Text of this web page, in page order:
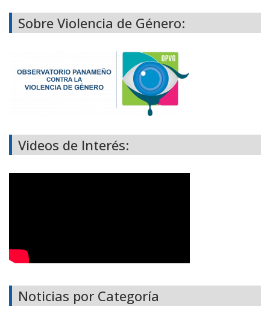
Sobre Violencia de Género:
Videos de Interés:
Noticias por Categoría